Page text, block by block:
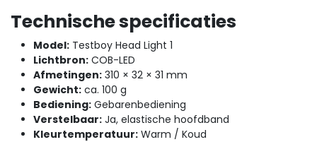
Technische specificaties
Model: Testboy Head Light 1
Lichtbron: COB-LED
Afmetingen: 310 × 32 × 31 mm
Gewicht: ca. 100 g
Bediening: Gebarenbediening
Verstelbaar: Ja, elastische hoofdband
Kleurtemperatuur: Warm / Koud